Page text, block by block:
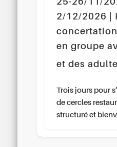
25-26/11/
2/12/2026 |
en groupe
et des
Trois jours pour
de cercles
structuré et